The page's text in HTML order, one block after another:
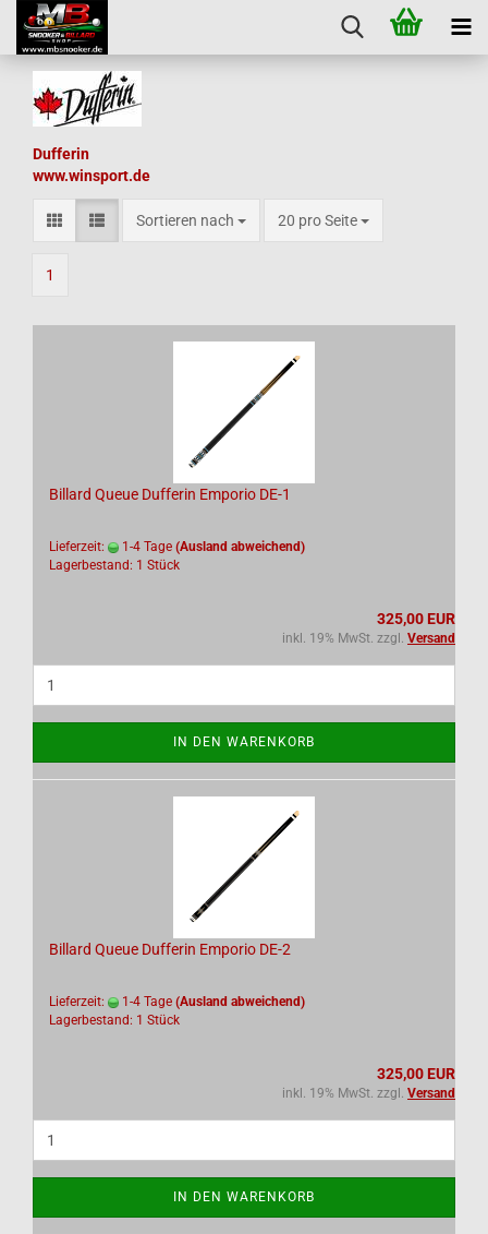
Dufferin
www.winsport.de
Sortieren nach
Sortieren nach 20 pro Seite
pro Seite
1
Billard Queue Dufferin Emporio DE-1
Lieferzeit: 1-4 Tage (Ausland abweichend)
Lagerbestand: 1 Stück
325,00 EUR
inkl. 19% MwSt. zzgl. Versand
IN DEN WARENKORB
Billard Queue Dufferin Emporio DE-2
Lieferzeit: 1-4 Tage (Ausland abweichend)
Lagerbestand: 1 Stück
325,00 EUR
inkl. 19% MwSt. zzgl. Versand
IN DEN WARENKORB